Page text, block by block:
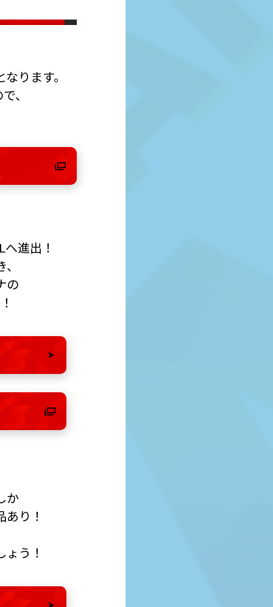
ります。
、
進出！
の
か
り！
う！